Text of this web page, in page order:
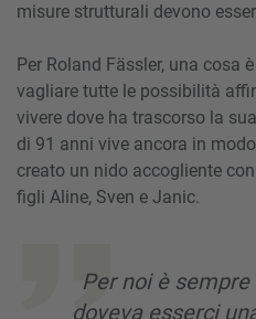
misure strutturali devono
Per Roland Fässler, una cosa
vagliare tutte le possibilità
vivere dove ha trascorso la
di 91 anni vive ancora in
creato un nido accogliente
figli Aline, Sven e Janic.
Per noi è
doveva esserci